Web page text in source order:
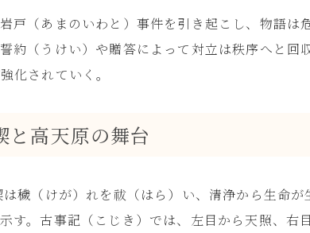
戸（あまのいわと）事件を引き起こし、物語は
約（うけい）や贈答によって対立は秩序へと回
化されていく。
と高天原の舞台
穢（けが）れを祓（はら）い、清浄から生命が
す。古事記（こじき）では、左目から天照、右